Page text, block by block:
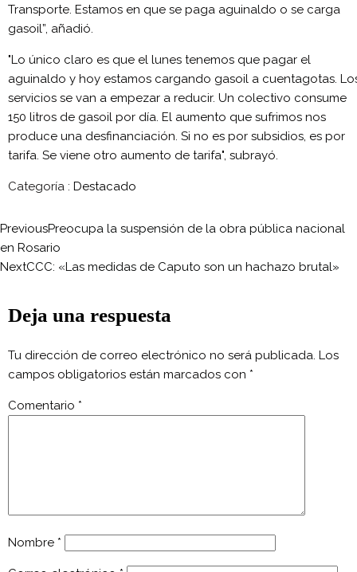
Transporte. Estamos en que se paga aguinaldo o se carga
gasoil”, añadió.
"Lo único claro es que el lunes tenemos que pagar el
aguinaldo y hoy estamos cargando gasoil a cuentagotas.
servicios se van a empezar a reducir. Un colectivo consume
150 litros de gasoil por día. El aumento que sufrimos nos
produce una desfinanciación. Si no es por subsidios, es por
tarifa. Se viene otro aumento de tarifa", subrayó.
Categoría : Destacado
PreviousPreocupa la suspensión de la obra pública nacional
en Rosario
NextCCC: «Las medidas de Caputo son un hachazo brutal»
Deja una respuesta
Tu dirección de correo electrónico no será publicada. Los
campos obligatorios están marcados con *
Comentario *
Nombre *